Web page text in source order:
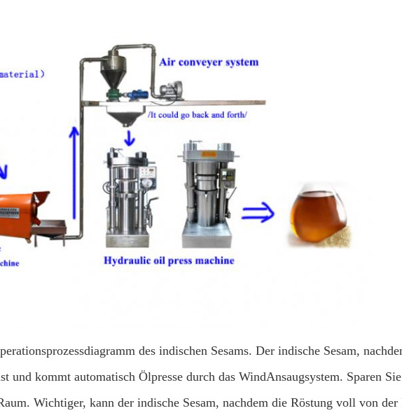
des indischen Sesams. Der indische Sesam,
und kommt automatisch Ölpresse durch das WindAnsaugsystem. Sparen
Wichtiger, kann der indische Sesam, nachdem die Röstung voll von